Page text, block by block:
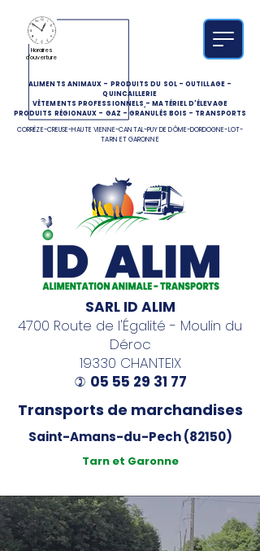
ALIMENTS ANIMAUX - PRODUITS DU SOL-OUTILLAGE-
QUINCAILLERIE
VÊTEMENTS PROFESSIONNELS -MATÉRIEL D'ÉLEVAGE
PRODUITS RÉGIONAUX - GAZ -GRANULÉS BOIS - TRANSPORTS
CORRÈZE-CREUSE-HAUTE VIENNE-CANTAL-PUY DE DÔME-DORDOGNE-LOT-
TARN ET GARONNE
Horaires
d'ouverture
SARL ID ALIM
4700 Route de l'Égalité - Moulin du
Déroc
19330 CHANTEIX
) 05 55 29 31 77
Transports de marchandises
Saint-Amans-du-Pech (82150)
Tarn et Garonne